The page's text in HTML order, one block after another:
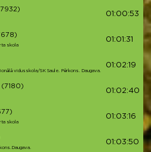
01:00:53
skola
01:01:31
vidusskola/SK Saule. Pērkons. Daugava.
01:02:19
(7180)
01:02:40
skola
01:03:16
01:03:50